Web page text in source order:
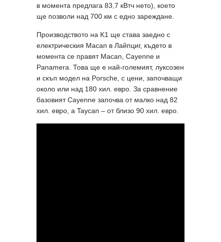
в момента предлага 83,7 кВтч нето), което
ще позволи над 700 км с едно зареждане.
Производството на K1 ще става заедно с
електрическия Macan в Лайпциг, където в
момента се правят Macan, Cayenne и
Panamera. Това ще е най-големият, луксозен
и скъп модел на Porsche, с цени, започващи
около или над 180 хил. евро. За сравнение
базовият Cayenne започва от малко над 82
хил. евро, а Taycan – от близо 90 хил. евро.